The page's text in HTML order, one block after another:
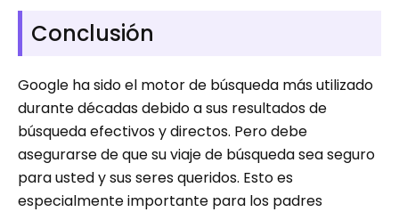
Conclusión
Google ha sido el motor de búsqueda más utilizado
durante décadas debido a sus resultados de
búsqueda efectivos y directos. Pero debe
asegurarse de que su viaje de búsqueda sea seguro
para usted y sus seres queridos. Esto es
especialmente importante para los padres